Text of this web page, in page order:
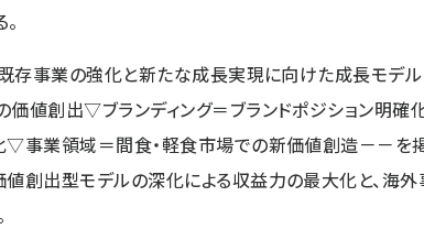
存事業の強化と新たな成長実現に向けた成長モデル
価値創出▽ブランディング＝ブランドポジション明
▽事業領域＝間食・軽食市場での新価値創造－－を
値創出型モデルの深化による収益力の最大化と、海